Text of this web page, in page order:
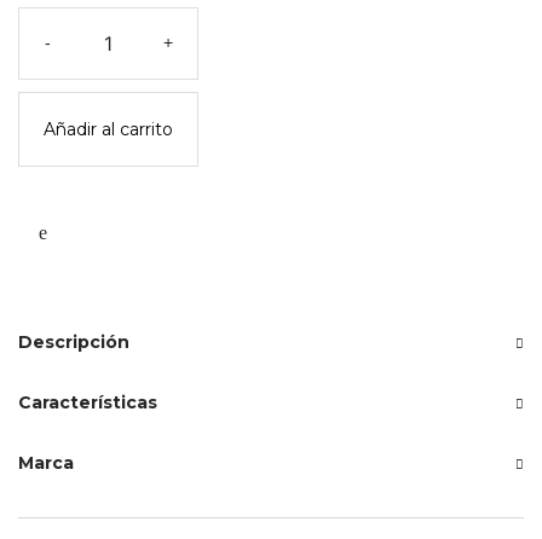
-
terciopelo
rockahula
+
Añadir al carrito
Descripción
Características
Marca